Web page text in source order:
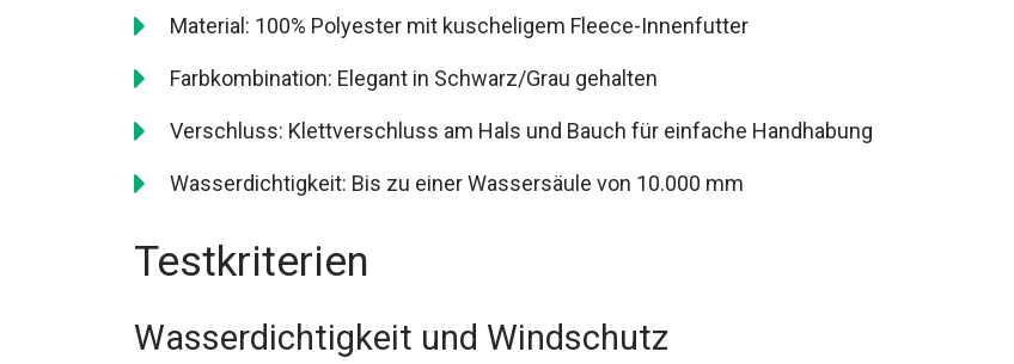
Material: 100% Polyester mit kuscheligem Fleece-Innenfutter
Farbkombination: Elegant in Schwarz/Grau gehalten
Verschluss: Klettverschluss am Hals und Bauch für einfache Handhabung
Wasserdichtigkeit: Bis zu einer Wassersäule von 10.000 mm
Testkriterien
Wasserdichtigkeit und Windschutz